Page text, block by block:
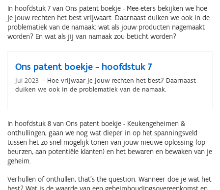
In hoofdstuk 7 van Ons patent boekje - Mee-eters bekijken we hoe
je jouw rechten het best vrijwaart. Daarnaast duiken we ook in de
problematiek van de namaak: wat als jouw producten nagemaakt
worden? En wat als jij van namaak zou beticht worden?
Ons patent boekje - hoofdstuk 7
jul 2023
Hoe vrijwaar je jouw rechten het best? Daarnaast
duiken we ook in de problematiek van de namaak.
In hoofdstuk 8 van Ons patent boekje - Keukengeheimen &
onthullingen, gaan we nog wat dieper in op het spanningsveld
tussen het zo snel mogelijk tonen van jouw nieuwe oplossing (op
beurzen, aan potentiële klanten) en het bewaren en bewaken van je
geheim.
Verhullen of onthullen, that's the question. Wanneer doe je wat het